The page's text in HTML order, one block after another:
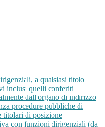
a qualsiasi titolo
inclusi quelli conferiti
dall'organo di indirizzo
procedure pubbliche di
titolari di posizione
con funzioni dirigenziali (da